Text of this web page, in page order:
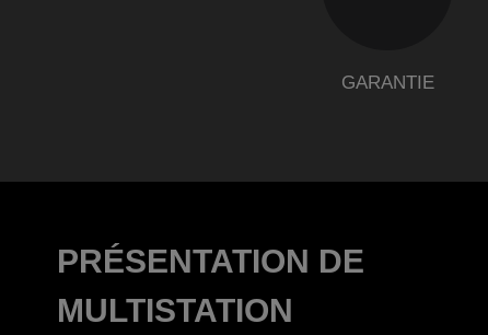
GARANTIE
PRÉSENTATION DE
MULTISTATION